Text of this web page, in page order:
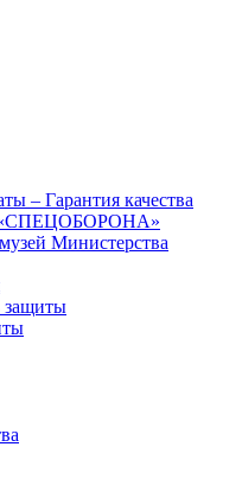
– Гарантия качества
«СПЕЦОБОРОНА»
Министерства
защиты